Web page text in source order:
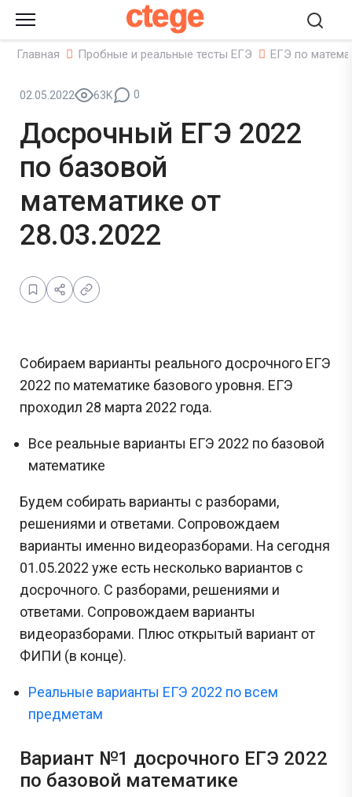
ctege
Главная Пробные и реальные тесты ЕГЭ ЕГЭ по
02.05.2022 63K 0
Досрочный ЕГЭ 2022
по базовой
математике от
28.03.2022
Собираем варианты реального досрочного ЕГЭ
2022 по математике базового уровня. ЕГЭ
проходил 28 марта 2022 года.
Все реальные варианты ЕГЭ 2022 по базовой
математике
Будем собирать варианты с разборами,
решениями и ответами. Сопровождаем
варианты именно видеоразборами. На сегодня
01.05.2022 уже есть несколько вариантов с
досрочного. С разборами, решениями и
ответами. Сопровождаем варианты
видеоразборами. Плюс открытый вариант от
ФИПИ (в конце).
Реальные варианты ЕГЭ 2022 по всем
предметам
Вариант №1 досрочного ЕГЭ 2022
по базовой математике